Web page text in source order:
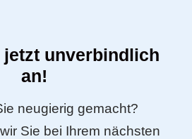
jetzt unverbindlich
an!
neugierig gemacht?
Sie bei Ihrem nächsten